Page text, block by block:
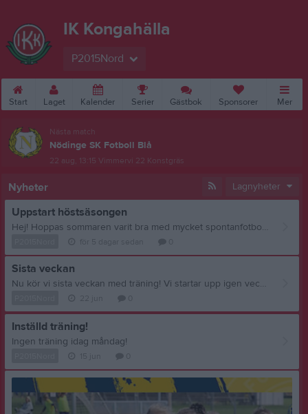
IK Kongahälla
P2015Nord
Start Laget Kalender Serier Gästbok Sponsorer Mer
Nästa match
Nödinge SK Fotboll Blå
22 aug, 13:15 Vimmervi 22 Konstgräs
Nyheter Lagnyheter
Uppstart höstsäsongen
Hej! Hoppas sommaren varit bra med mycket spontanfotboll! Tanken var att starta upp vecka 33 men vi tänkte starta igång lite lätt från måndag för dom som vill och kan. Hoppas vi ses i veckan! Trevlig helg!
Sista veckan
Nu kör vi sista veckan med träning! Vi startar upp igen vecka 33 som det ser ut just nu! Ha en fin sommar och träna på själva så ses vi augusti!
Inställd träning!
Ingen träning idag måndag!